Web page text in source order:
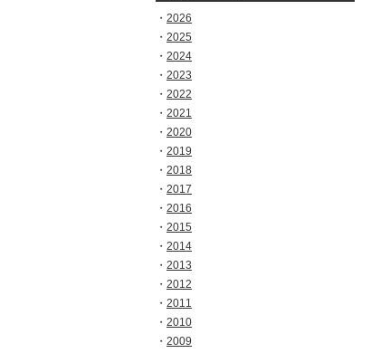
2026
2025
2024
2023
2022
2021
2020
2019
2018
2017
2016
2015
2014
2013
2012
2011
2010
2009